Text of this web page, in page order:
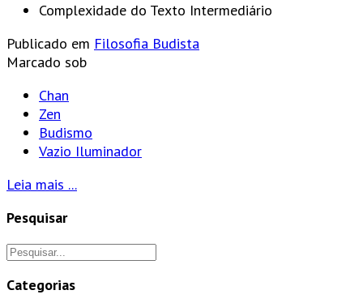
Complexidade do Texto Intermediário
Publicado em Filosofia Budista
Marcado sob
Chan
Zen
Budismo
Vazio Iluminador
Leia mais ...
Pesquisar
Categorias